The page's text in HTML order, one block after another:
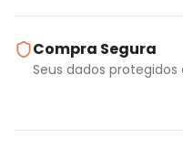
Compra Segura
Seus dados